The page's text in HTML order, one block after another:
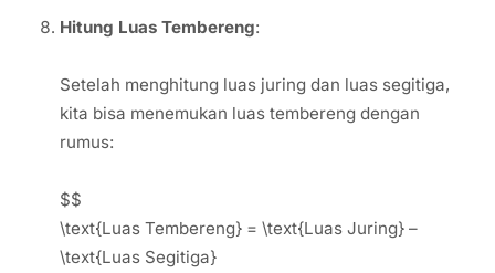
Hitung Luas Tembereng:
Setelah menghitung luas juring dan luas segitiga,
kita bisa menemukan luas tembereng dengan
rumus:
$$
\text{Luas Tembereng} = \text{Luas Juring} –
\text{Luas Segitiga}